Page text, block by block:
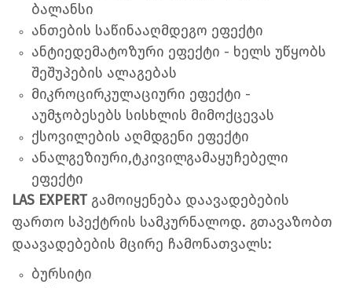
ბალანსი
ანთების საწინააღმდეგო ეფექტი
ანტიედემატოზური ეფექტი - ხელს უწყობს
შეშუპების ალაგებას
მიკროცირკულაციური ეფექტი -
აუმჯობესებს სისხლის მიმოქცევას
ქსოვილების აღმდგენი ეფექტი
ანალგეზიური,ტკივილგამაყუჩებელი
ეფექტი
LAS EXPERT გამოიყენება დაავადებების
ფართო სპექტრის სამკურნალოდ. გთავაზობთ
დაავადებების მცირე ჩამონათვალს:
ბურსიტი